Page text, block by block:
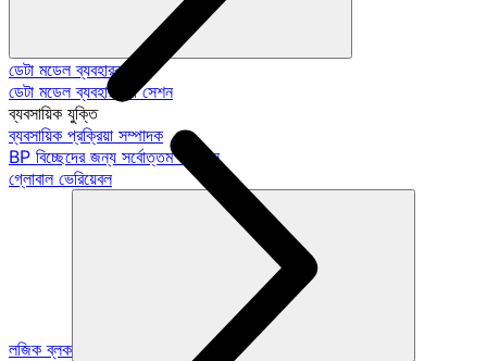
ডেটা মডেল ব্যবহারকারী
ডেটা মডেল ব্যবহারকারী সেশন
ব্যবসায়িক যুক্তি
ব্যবসায়িক প্রক্রিয়া সম্পাদক
BP বিচ্ছেদের জন্য সর্বোত্তম অভ্যাস
গ্লোবাল ভেরিয়েবল
লজিক ব্লক